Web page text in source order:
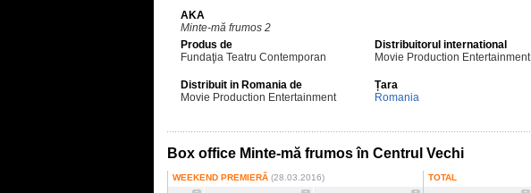
AKA
Minte-mă frumos 2
Produs de
Fundaţia Teatru Contemporan
Distribuitorul international
Movie Production Entertainment
Distribuit in Romania de
Movie Production Entertainment
Țara
Romania
Box office Minte-mă frumos în Centrul Vechi
WEEKEND PREMIERĂ (28.03.2016) TOTAL